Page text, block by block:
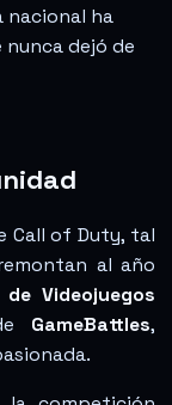
nacional ha
dejó de
Call of Duty, tal
al año
de Videojuegos
GameBattles,